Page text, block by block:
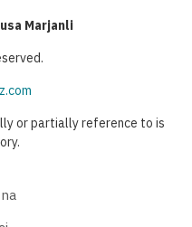
Marjanli
or partially reference to is